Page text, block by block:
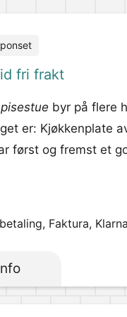
fri frakt
byr på flere
er: Kjøkkenplate
først og fremst et
Faktura,